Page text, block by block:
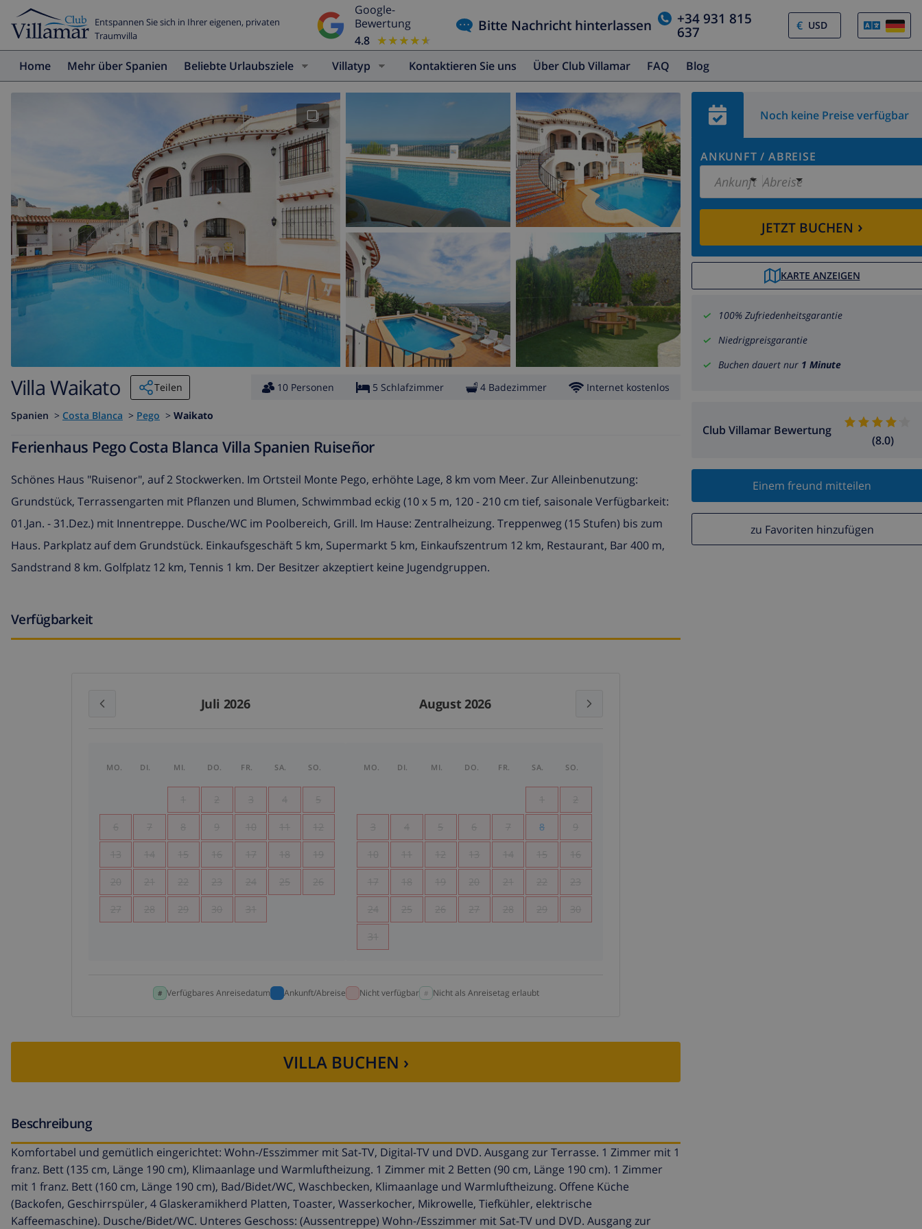
Entspannen Sie sich in Ihrer eigenen, privaten
Traumvilla
Google-
Bewertung
4.8 ★★★★★
★★★★★
Bitte Nachricht hinterlassen +34 931 815
637 €
Home Mehr über Spanien Beliebte Urlaubsziele Villatyp Kontaktieren Sie uns Über Club Villamar FAQ Blog
Noch keine Preise verfügbar
ANKUNFT / ABREISE
Ankunft Abreise
JETZT BUCHEN ›
KARTE ANZEIGEN
100% Zufriedenheitsgarantie
Niedrigpreisgarantie
Buchen dauert nur 1 Minute
Club Villamar Bewertung
(8.0)
Einem freund mitteilen
zu Favoriten hinzufügen
Villa Waikato Teilen 10 Personen 5 Schlafzimmer 4 Badezimmer Internet kostenlos
Spanien > Costa Blanca > Pego > Waikato
Ferienhaus Pego Costa Blanca Villa Spanien Ruiseñor
Schönes Haus "Ruisenor", auf 2 Stockwerken. Im Ortsteil Monte Pego, erhöhte Lage, 8 km vom Meer. Zur Alleinbenutzung:
Grundstück, Terrassengarten mit Pflanzen und Blumen, Schwimmbad eckig (10 x 5 m, 120 - 210 cm tief, saisonale Verfügbarkeit:
01.Jan. - 31.Dez.) mit Innentreppe. Dusche/WC im Poolbereich, Grill. Im Hause: Zentralheizung. Treppenweg (15 Stufen) bis zum
Haus. Parkplatz auf dem Grundstück. Einkaufsgeschäft 5 km, Supermarkt 5 km, Einkaufszentrum 12 km, Restaurant, Bar 400 m,
Sandstrand 8 km. Golfplatz 12 km, Tennis 1 km. Der Besitzer akzeptiert keine Jugendgruppen.
Verfügbarkeit
Juli 2026 August 2026
MO. DI. MI. DO. FR. SA. SO.
1 2 3 4 5
6 7 8 9 10 11 12
13 14 15 16 17 18 19
20 21 22 23 24 25 26
27 28 29 30 31
MO. DI. MI. DO. FR. SA. SO.
1 2
3 4 5 6 7 8 9
10 11 12 13 14 15 16
17 18 19 20 21 22 23
24 25 26 27 28 29 30
31
Verfügbares Anreisedatum Ankunft/Abreise Nicht verfügbar Nicht als Anreisetag erlaubt
VILLA BUCHEN ›
Beschreibung
Komfortabel und gemütlich eingerichtet: Wohn-/Esszimmer mit Sat-TV, Digital-TV und DVD. Ausgang zur Terrasse. 1 Zimmer mit 1
franz. Bett (135 cm, Länge 190 cm), Klimaanlage und Warmluftheizung. 1 Zimmer mit 2 Betten (90 cm, Länge 190 cm). 1 Zimmer
mit 1 franz. Bett (160 cm, Länge 190 cm), Bad/Bidet/WC, Waschbecken, Klimaanlage und Warmluftheizung. Offene Küche
(Backofen, Geschirrspüler, 4 Glaskeramikherd Platten, Toaster, Wasserkocher, Mikrowelle, Tiefkühler, elektrische
Kaffeemaschine). Dusche/Bidet/WC. Unteres Geschoss: (Aussentreppe) Wohn-/Esszimmer mit Sat-TV und DVD. Ausgang zur